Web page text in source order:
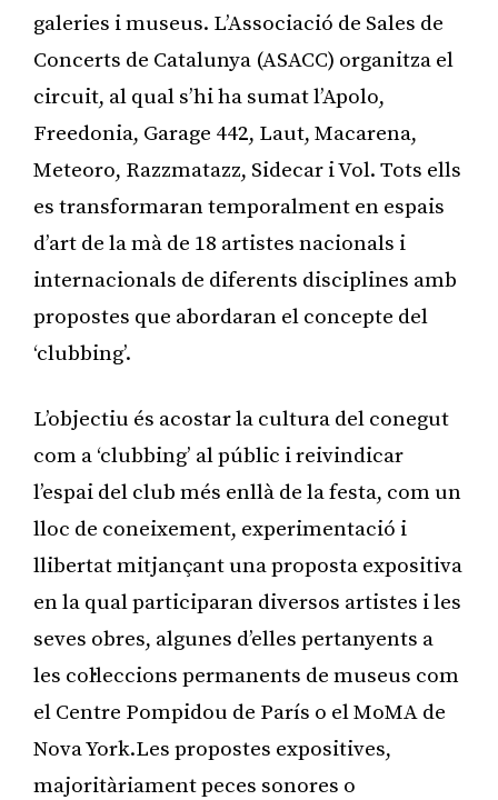
galeries i museus. L’Associació de Sales de
Concerts de Catalunya (ASACC) organitza el
circuit, al qual s’hi ha sumat l’Apolo,
Freedonia, Garage 442, Laut, Macarena,
Meteoro, Razzmatazz, Sidecar i Vol. Tots ells
es transformaran temporalment en espais
d’art de la mà de 18 artistes nacionals i
internacionals de diferents disciplines amb
propostes que abordaran el concepte del
‘clubbing’.
L’objectiu és acostar la cultura del conegut
com a ‘clubbing’ al públic i reivindicar
l’espai del club més enllà de la festa, com un
lloc de coneixement, experimentació i
llibertat mitjançant una proposta expositiva
en la qual participaran diversos artistes i les
seves obres, algunes d’elles pertanyents a
les col·leccions permanents de museus com
el Centre Pompidou de París o el MoMA de
Nova York.Les propostes expositives,
majoritàriament peces sonores o